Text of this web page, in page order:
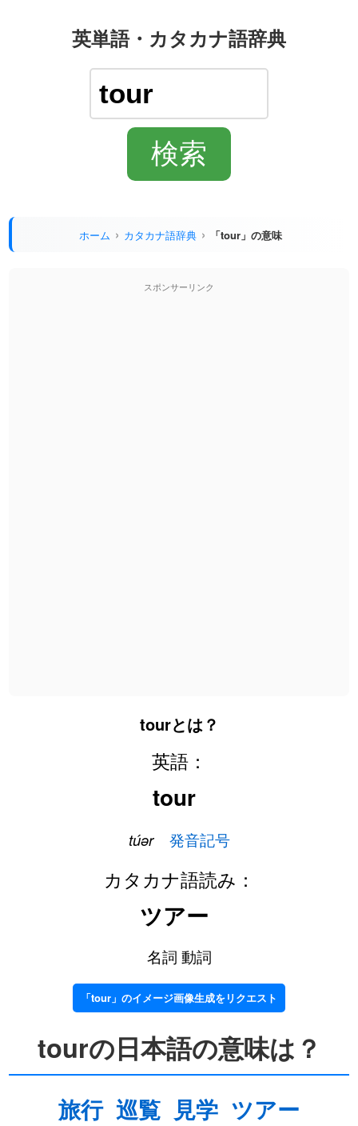
英単語・カタカナ語辞典
ホーム カタカナ語辞典 「tour」の意味
スポンサーリンク
tourとは？
英語：
tour
túər 発音記号
カタカナ語読み：
ツアー
名詞 動詞
「tour」のイメージ画像生成をリクエスト
tourの日本語の意味は？
旅行 巡覧 見学 ツアー